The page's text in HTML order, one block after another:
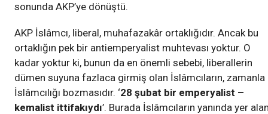
sonunda AKP’ye dönüştü.
AKP İslâmcı, liberal, muhafazakâr ortaklığıdır. Ancak bu
ortaklığın pek bir antiemperyalist muhtevası yoktur. O
kadar yoktur ki, bunun da en önemli sebebi, liberallerin
dümen suyuna fazlaca girmiş olan İslâmcıların, zamanla
İslâmcılığı bozmasıdır. ‘28 şubat bir emperyalist –
kemalist ittifakıydı’. Burada İslâmcıların yanında yer